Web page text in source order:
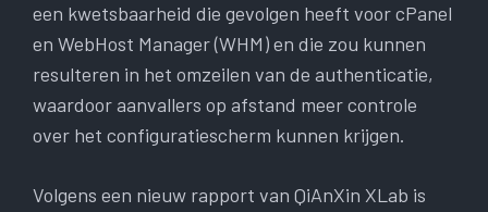
een kwetsbaarheid die gevolgen heeft voor cPanel
en WebHost Manager (WHM) en die zou kunnen
resulteren in het omzeilen van de authenticatie,
waardoor aanvallers op afstand meer controle
over het configuratiescherm kunnen krijgen.
Volgens een nieuw rapport van QiAnXin XLab is